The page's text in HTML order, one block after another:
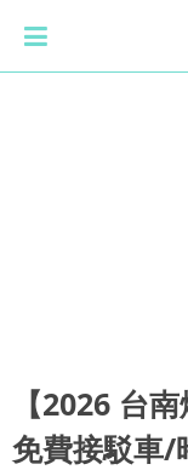
【2026 台
免費接駁車/